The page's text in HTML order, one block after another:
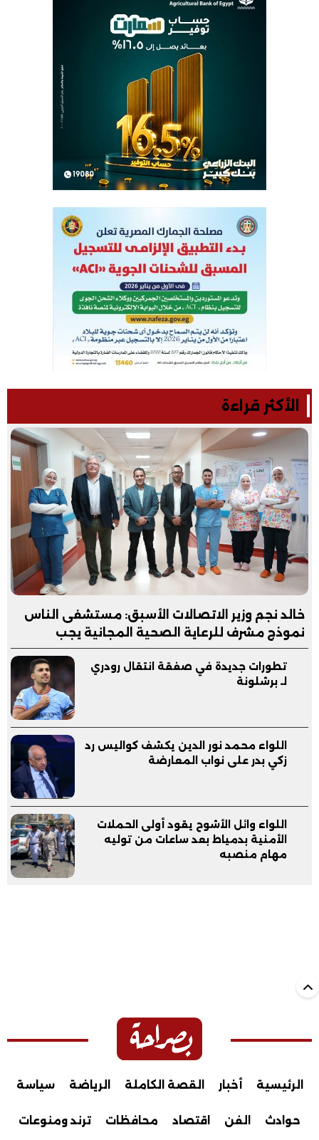
الأكثر قراءة
خالد نجم وزير الاتصالات الأسبق: مستشفى الناس
نموذج مشرف للرعاية الصحية المجانية يجب
مساندته
تطورات جديدة في صفقة انتقال رودري
لـ برشلونة
اللواء محمد نور الدين يكشف كواليس رد
زكي بدر على نواب المعارضة
اللواء وائل الأشوح يقود أولى الحملات
الأمنية بدمياط بعد ساعات من توليه
مهام منصبه
الرئيسية أخبار القصة الكاملة الرياضة سياسة
حوادث الفن اقتصاد محافظات ترند ومنوعات